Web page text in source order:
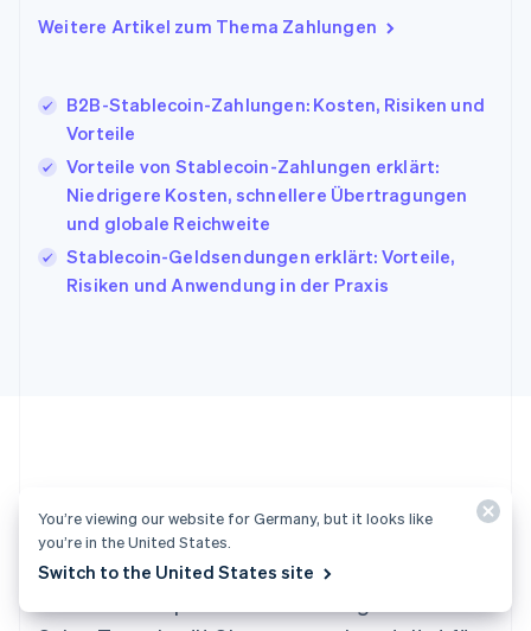
Weitere Artikel zum Thema Zahlungen
B2B-Stablecoin-Zahlungen: Kosten, Risiken und
Vorteile
Vorteile von Stablecoin-Zahlungen erklärt:
Niedrigere Kosten, schnellere Übertragungen
und globale Reichweite
Stablecoin-Geldsendungen erklärt: Vorteile,
Risiken und Anwendung in der Praxis
Startklar?
Erstellen Sie direkt ein Konto und beginnen Sie
Italien
日本語English
EnglishFrançais
Kroatien
EnglishItaliano
Lettland
English
Liechtenstein
Deutsch English
Mexiko
English
English
You’re viewing our website for Germany, but it looks like
you’re in the United States.
Switch to the United States site